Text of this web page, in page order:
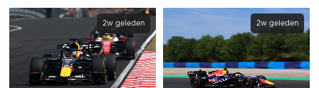
2w geleden 2w geleden